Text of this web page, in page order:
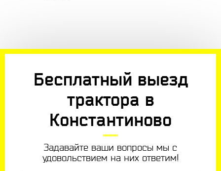
Бесплатный выезд
трактора в
Константиново
Задавайте ваши вопросы мы с
удовольствием на них ответим!